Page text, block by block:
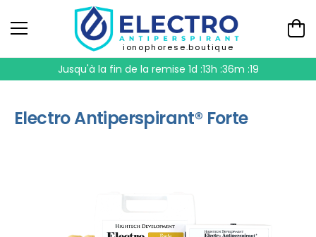
ionophorese.boutique
Jusqu'à la fin de la remise 1d :13h :36m :18
Electro Antiperspirant® Forte